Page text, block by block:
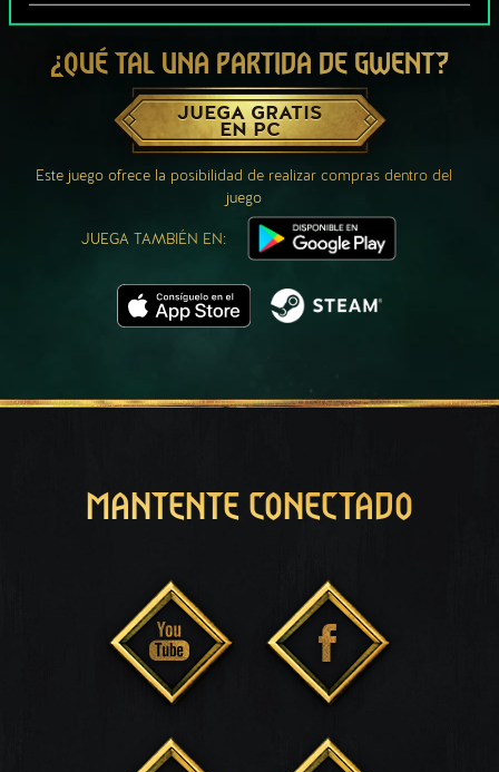
¿QUÉ TAL UNA PARTIDA DE GWENT?
JUEGA GRATIS
EN PC
Este juego ofrece la posibilidad de realizar compras dentro del
juego
JUEGA TAMBIÉN EN:
MANTENTE CONECTADO